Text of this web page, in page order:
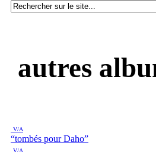
autres
V/A
“tombés pour Daho”